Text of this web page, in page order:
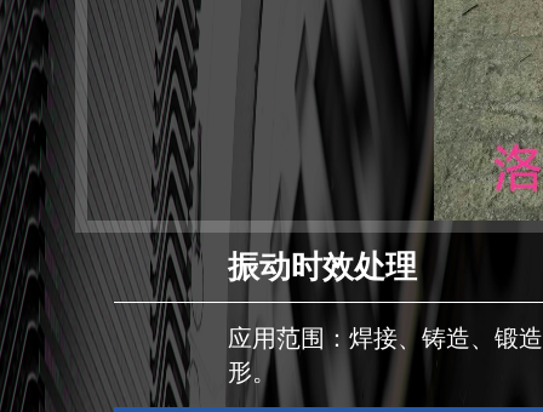
振动时效处理
应用范围：焊接、铸造、锻
形。